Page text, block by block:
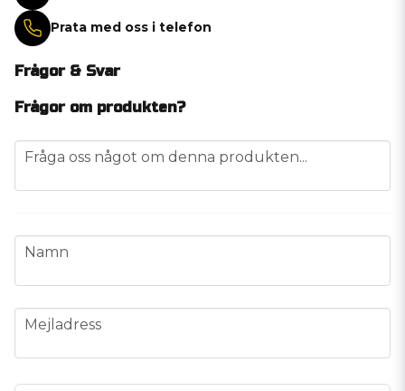
Prata med oss i telefon
Frågor & Svar
Frågor om produkten?
question
Fråga oss något om denna produkten...
name
Namn
email
Mejladress